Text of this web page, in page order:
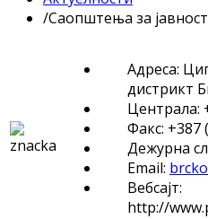
/Саопштења за јавност
Адреса:
дистрикт
Централа:
Факс: +387
Дежурна
Email:
Вебсајт:
http://